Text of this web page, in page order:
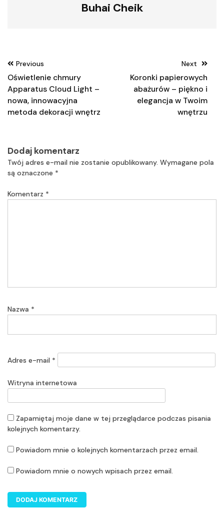
Buhai Cheik
Nawigacja
wpisu
Previous
Oświetlenie chmury
Apparatus Cloud Light –
nowa, innowacyjna
metoda dekoracji wnętrz
Next
Koronki papierowych
abażurów – piękno i
elegancja w Twoim
wnętrzu
Dodaj komentarz
Twój adres e-mail nie zostanie opublikowany. Wymagane pola
są oznaczone *
Komentarz *
Nazwa *
Adres e-mail *
Witryna internetowa
Zapamiętaj moje dane w tej przeglądarce podczas pisania
kolejnych komentarzy.
Powiadom mnie o kolejnych komentarzach przez email.
Powiadom mnie o nowych wpisach przez email.